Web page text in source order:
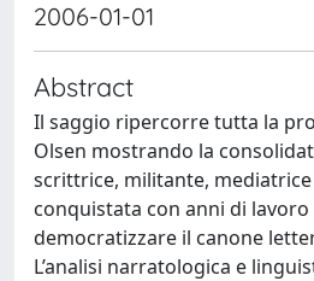
2006-01-01
Abstract
Il saggio ripercorre tutta la
Olsen mostrando la
scrittrice, militante,
conquistata con anni di lavoro
democratizzare il canone
L’analisi narratologica e